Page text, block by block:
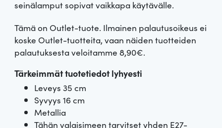
u
p
e
r
y
i
n
e
seinälamput sopivat vaikkapa käytävälle.
Tämä on Outlet-tuote. Ilmainen palautusoikeus ei
koske Outlet-tuotteita, vaan näiden tuotteiden
palautuksesta veloitamme 8,90€.
Tärkeimmät tuotetiedot lyhyesti
Leveys 35 cm
Syvyys 16 cm
Metallia
Tähän valaisimeen tarvitset yhden E27-